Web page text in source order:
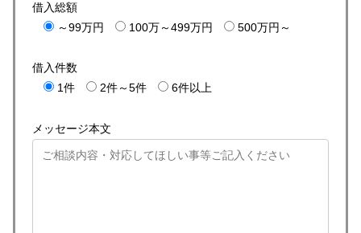
借入総額
～99万円
100万～499万円 500万円～
借入件数
1件
2件～5件 6件以上
メッセージ本文